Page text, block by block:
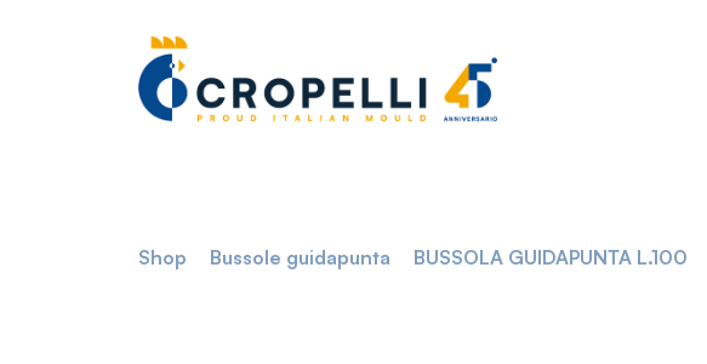
Shop Bussole guidapunta BUSSOLA GUIDAPUNTA L.100